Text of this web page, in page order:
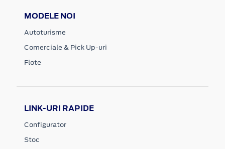
MODELE NOI
Autoturisme
Comerciale & Pick Up-uri
Flote
LINK-URI RAPIDE
Configurator
Stoc